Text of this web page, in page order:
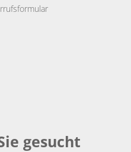
gesucht